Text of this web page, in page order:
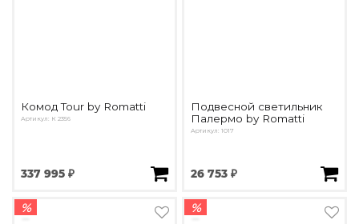
Комод Tour by Romatti
Артикул: К 2356
337 995 ₽
Подвесной светильник
Палермо by Romatti
Артикул: 1017
26 753 ₽
% %